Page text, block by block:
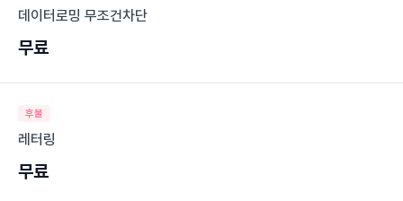
데이터로밍 무조건차단
무료
후불
레터링
무료